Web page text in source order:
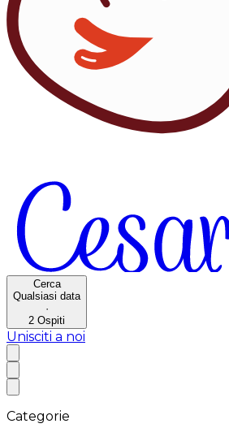
Cerca
Qualsiasi data
·
2 Ospiti
Unisciti a noi
Categorie